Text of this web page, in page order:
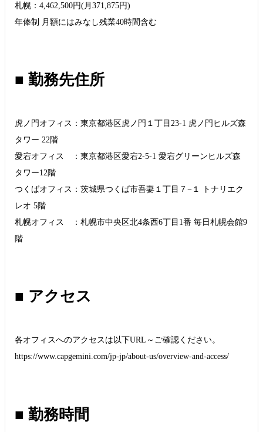
札幌：4,462,500円(月371,875円)
年俸制 月額にはみなし残業40時間含む
■ 勤務先住所
虎ノ門オフィス：東京都港区虎ノ門１丁目23-1 虎ノ門ヒルズ森
タワー 22階
愛宕オフィス ：東京都港区愛宕2-5-1 愛宕グリーンヒルズ森
タワー12階
つくばオフィス：茨城県つくば市吾妻１丁目７−１ トナリエク
レオ 5階
札幌オフィス ：札幌市中央区北4条西6丁目1番 毎日札幌会館9
階
■ アクセス
各オフィスへのアクセスは以下URL～ご確認ください。
https://www.capgemini.com/jp-jp/about-us/overview-and-access/
■ 勤務時間